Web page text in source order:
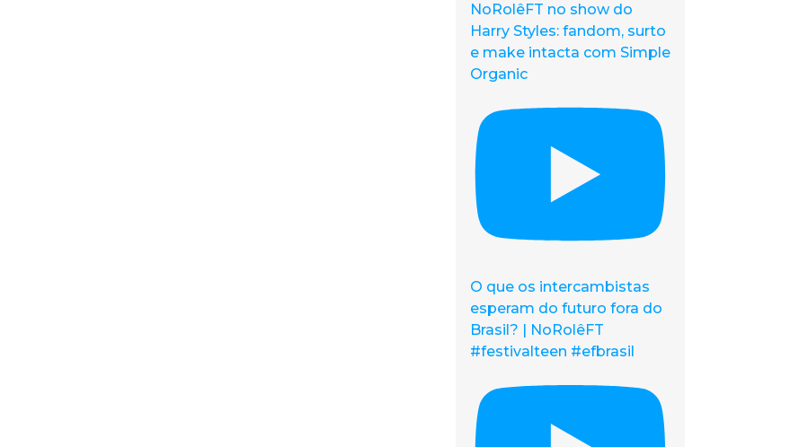
NoRolêFT no show do
Harry Styles: fandom, surto
e make intacta com Simple
Organic
O que os intercambistas
esperam do futuro fora do
Brasil? | NoRolêFT
#festivalteen #efbrasil